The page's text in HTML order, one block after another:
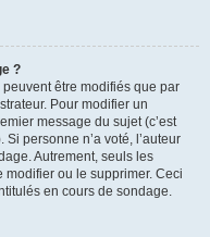
?
être modifiés que par
Pour modifier un
message du sujet (c’est
personne n’a voté, l’auteur
Autrement, seuls les
ou le supprimer. Ceci
en cours de sondage.